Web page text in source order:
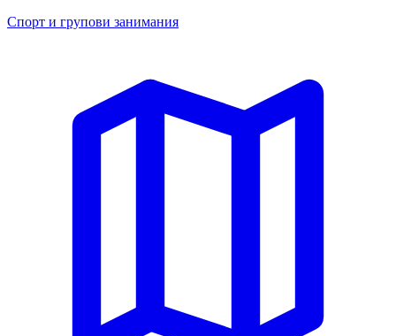
Спорт и групови занимания